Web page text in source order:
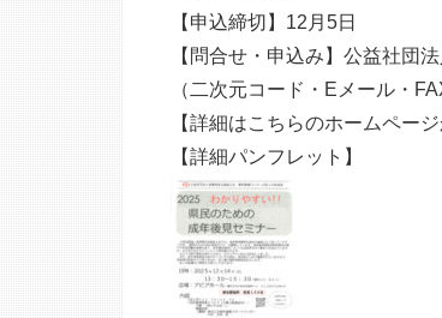
【申込締切】12月5日
【問合せ・申込み】公益社
（二次元コード・Eメール・
【詳細はこちらのホームページ
【詳細パンフレット】